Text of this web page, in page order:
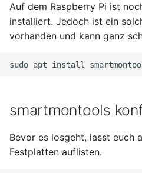
Juni 2022
Mai 2022
April 2022
Januar 2022
Auf dem Raspberry Pi ist
installiert. Jedoch ist ein
vorhanden und kann ganz
sudo apt install
smartmontools
Bevor es losgeht, lasst euch
Festplatten auflisten.